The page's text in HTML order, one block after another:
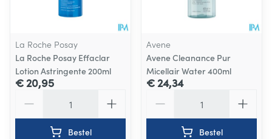
La Roche Posay
La Roche Posay Effaclar
Lotion Astringente 200ml
€ 20,95
Bestel
Avene
Avene Cleanance Pur
Micellair Water 400ml
€ 24,34
Bestel